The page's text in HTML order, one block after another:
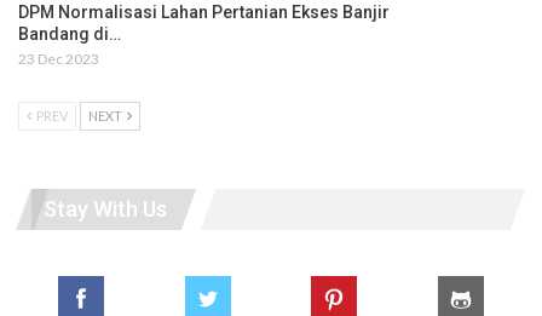
DPM Normalisasi Lahan Pertanian Ekses Banjir
Bandang di…
23 Dec 2023
PREV NEXT
Stay With Us